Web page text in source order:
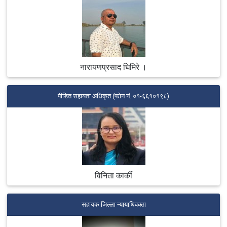
कार्यालयहरूको स्थापना भई कार्यसम्पादन हुँदै आएको छ । प्रदेश नं
३ अन्तर्गत भक्तपुर जिल्ला, भक्मातपुरमा अवस्थित यस जिल्ला
सरकारी वकिल कार्यलय, भक्तपुरको स्थापना भएको हो ।
रहने र निजको नियुक्ति प्रधानमन्त्रीको सिफारिसमा राष्ट्रपतिबाट
हुने व्यवस्था छ । संविधानमा लेखिएदेखि बाहेक कुनै अदालत वा
न्यायिक अधिकारी समक्ष नेपाल सरकारको तर्फबाट मुद्दा चलाउने वा
नचलाउने भन्ने कुराको अन्तिम निर्णय गर्ने र नेपाल सरकारको तर्फबाट
चलाइने मुद्दाहरूको सन्दर्भमा सम्बन्धित अदालत वा न्यायिक अधिकारी
समक्ष अभियोगपत्र दर्ता गर्ने, मुद्दाको बहस पैरवी प्रतिरक्षा गर्ने एवं
सरकार वा सरकारले तोकेका अधिकारीलाई कानूनी राय प्रदान गर्ने
लगायतका काम, कर्तव्य र अधिकार महान्यायाधिवक्तामा निहित रहेको
छ । महान्यायाधिवक्तामा निहित अधिकारहरू मातहतका सरकारी
वकीलहरूलाई सुम्पन सक्ने संवैधानिक व्यवस्था अनुसार
महान्यायाधिवक्ताबाट प्रत्यायोजित अधिकार यस जिल्ला सरकारी
नारायणप्रसाद घिमिरे ।
पीडित सहायता अधिकृत (फोन नं.:०१-६६१०१९८)
विनिता कार्की
सहायक जिल्ला न्यायाधिवक्ता